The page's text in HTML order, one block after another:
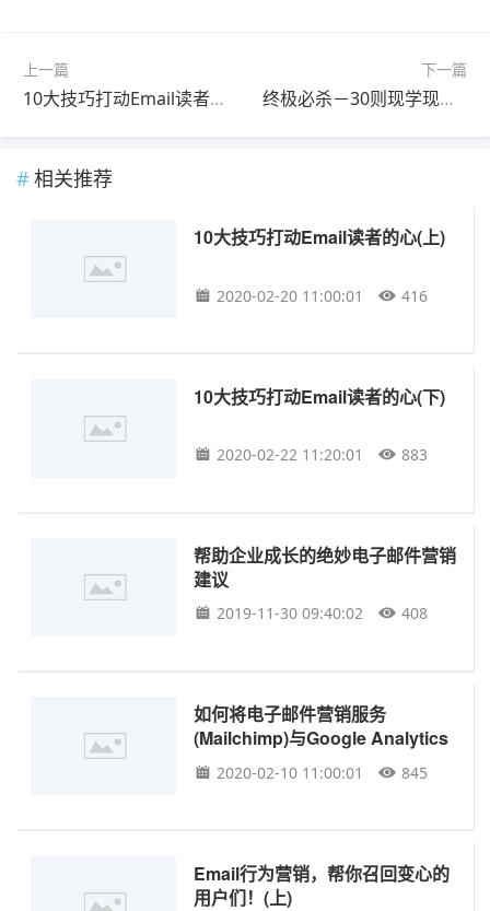
上一篇
10大技巧打动Email读者的心(上)
下一篇
终极必杀－30则现学现用的电子报主题
相关推荐
10大技巧打动Email读者的心(上)
2020-02-20 11:00:01 416
10大技巧打动Email读者的心(下)
2020-02-22 11:20:01 883
帮助企业成长的绝妙电子邮件营销
建议
2019-11-30 09:40:02 408
如何将电子邮件营销服务
(Mailchimp)与Google Analytics
结合2020-02-10 11:00:01 845
Email行为营销，帮你召回变心的
用户们！(上)